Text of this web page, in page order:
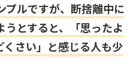
プルですが、断捨離中に
とすると、「思ったよ
くさい」と感じる人も少